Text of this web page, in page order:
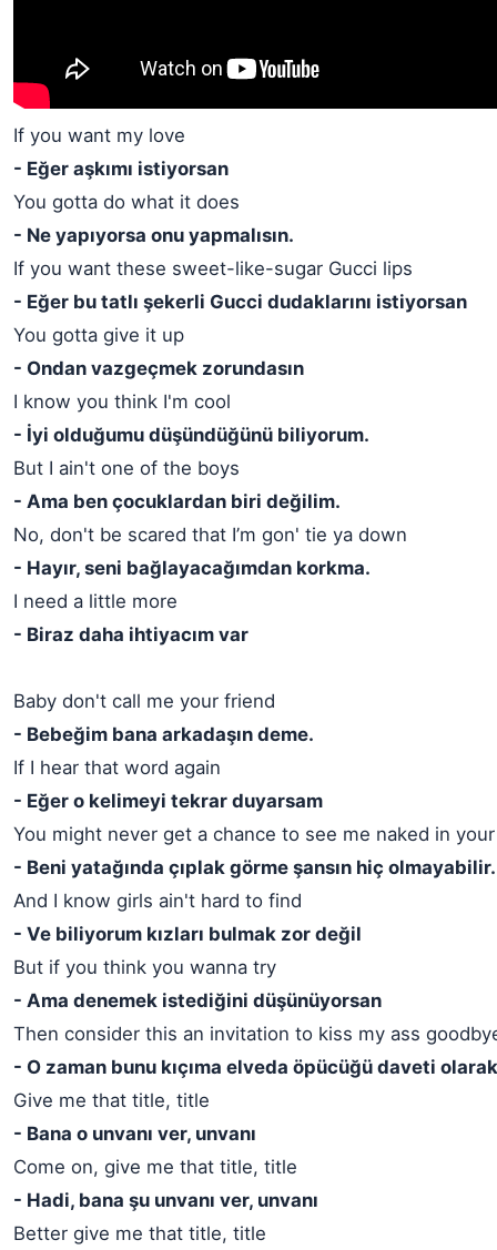
If you want my love
- Eğer aşkımı istiyorsan
You gotta do what it does
- Ne yapıyorsa onu yapmalısın.
If you want these sweet-like-sugar Gucci lips
- Eğer bu tatlı şekerli Gucci dudaklarını istiyorsan
You gotta give it up
- Ondan vazgeçmek zorundasın
I know you think I'm cool
- İyi olduğumu düşündüğünü biliyorum.
But I ain't one of the boys
- Ama ben çocuklardan biri değilim.
No, don't be scared that I’m gon' tie ya down
- Hayır, seni bağlayacağımdan korkma.
I need a little more
- Biraz daha ihtiyacım var
Baby don't call me your friend
- Bebeğim bana arkadaşın deme.
If I hear that word again
- Eğer o kelimeyi tekrar duyarsam
You might never get a chance to see me naked in
- Beni yatağında çıplak görme şansın hiç olmayabilir.
And I know girls ain't hard to find
- Ve biliyorum kızları bulmak zor değil
But if you think you wanna try
- Ama denemek istediğini düşünüyorsan
Then consider this an invitation to kiss my ass
- O zaman bunu kıçıma elveda öpücüğü daveti
Give me that title, title
- Bana o unvanı ver, unvanı
Come on, give me that title, title
- Hadi, bana şu unvanı ver, unvanı
Better give me that title, title